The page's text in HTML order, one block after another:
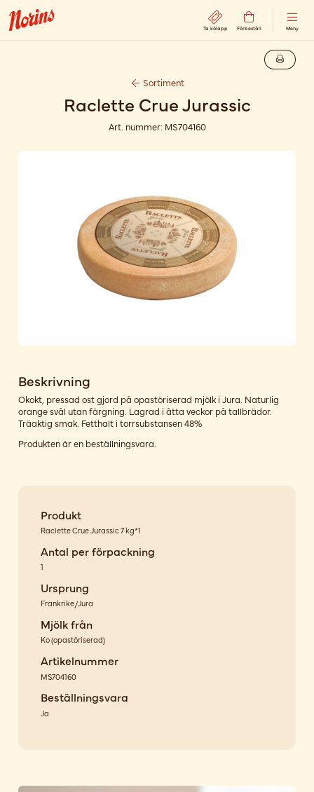
Ta kölapp Förbeställ Meny
Sortiment
Raclette Crue Jurassic
Art. nummer: MS704160
Beskrivning
Okokt, pressad ost gjord på opastöriserad mjölk i Jura. Naturlig
orange svål utan färgning. Lagrad i åtta veckor på tallbrädor.
Träaktig smak. Fetthalt i torrsubstansen 48%
Produkten är en beställningsvara.
Produkt
Raclette Crue Jurassic 7 kg*1
Antal per förpackning
1
Ursprung
Frankrike/Jura
Mjölk från
Ko(opastöriserad)
Artikelnummer
MS704160
Beställningsvara
Ja